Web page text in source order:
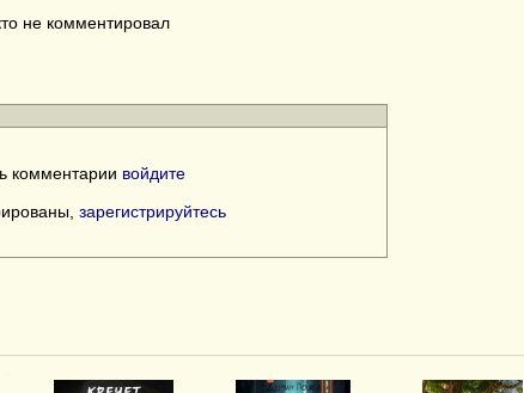
не комментировал
комментарии войдите
зарегистрируйтесь